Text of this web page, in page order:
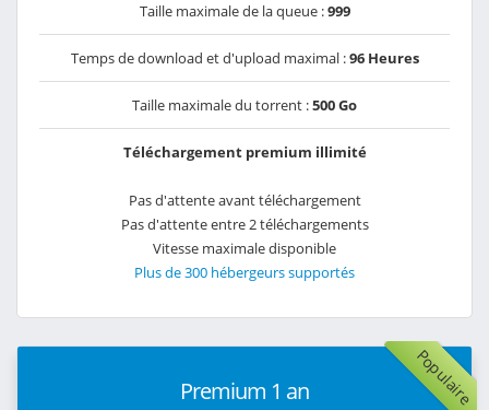
Taille maximale de la queue :999
Temps de download et d'upload maximal :96 Heures
Taille maximale du torrent :500 Go
Téléchargement premium illimité
Pas d'attente avant téléchargement
Pas d'attente entre 2 téléchargements
Vitesse maximale disponible
Plus de 300 hébergeurs supportés
Populaire
Premium 1 an